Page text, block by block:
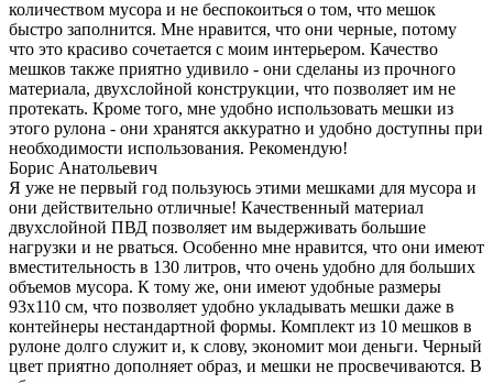
количеством мусора и не беспокоиться о том, что мешок
быстро заполнится. Мне нравится, что они черные, потому
что это красиво сочетается с моим интерьером. Качество
мешков также приятно удивило - они сделаны из прочного
материала, двухслойной конструкции, что позволяет им не
протекать. Кроме того, мне удобно использовать мешки из
этого рулона - они хранятся аккуратно и удобно доступны при
необходимости использования. Рекомендую!
Борис Анатольевич
Я уже не первый год пользуюсь этими мешками для мусора и
они действительно отличные! Качественный материал
двухслойной ПВД позволяет им выдерживать большие
нагрузки и не рваться. Особенно мне нравится, что они имеют
вместительность в 130 литров, что очень удобно для больших
объемов мусора. К тому же, они имеют удобные размеры
93x110 см, что позволяет удобно укладывать мешки даже в
контейнеры нестандартной формы. Комплект из 10 мешков в
рулоне долго служит и, к слову, экономит мои деньги. Черный
цвет приятно дополняет образ, и мешки не просвечиваются. В